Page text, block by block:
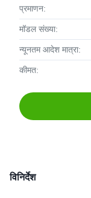
प्रमाणन:
मॉडल संख्या:
न्यूनतम आदेश मात्रा:
कीमत:
विनिर्देश